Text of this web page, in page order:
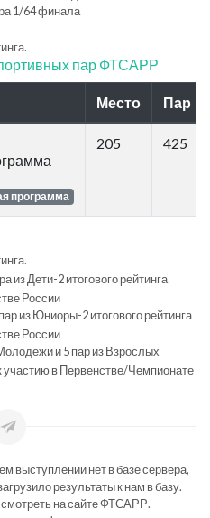
1/64 финала
пар ФТСАРР
Место Пар
программа
205 425
из Дети-2 итогового рейтинга
России
из Юниоры-2 итогового рейтинга
России
и 5 пар из Взрослых
участию в Первенстве/Чемпионате
выступлении нет в базе сервера,
результаты к нам в базу.
на сайте ФТСАРР.